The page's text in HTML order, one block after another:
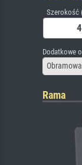
Szerokość
Dodatkowe
Rama